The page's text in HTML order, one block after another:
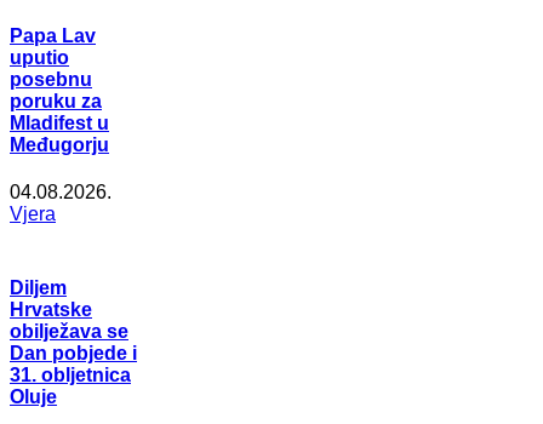
Papa Lav
uputio
posebnu
poruku za
Mladifest u
Međugorju
04.08.2026.
Vjera
Diljem
Hrvatske
obilježava se
Dan pobjede i
31. obljetnica
Oluje